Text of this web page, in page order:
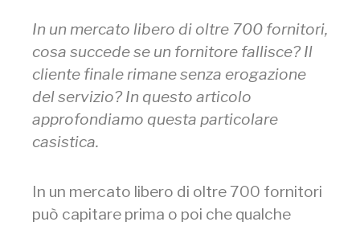
In un mercato libero di oltre 700 fornitori,
cosa succede se un fornitore fallisce? Il
cliente finale rimane senza erogazione
del servizio? In questo articolo
approfondiamo questa particolare
casistica.
In un mercato libero di oltre 700 fornitori
può capitare prima o poi che qualche